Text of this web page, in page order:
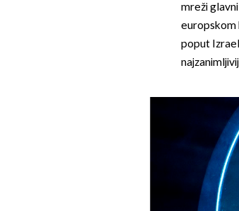
mreži
europskom
poput